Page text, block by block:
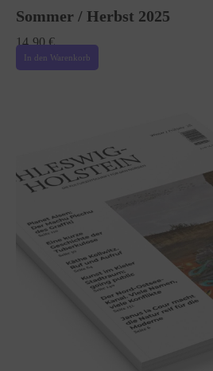
Sommer / Herbst 2025
14,90€
In den Warenkorb